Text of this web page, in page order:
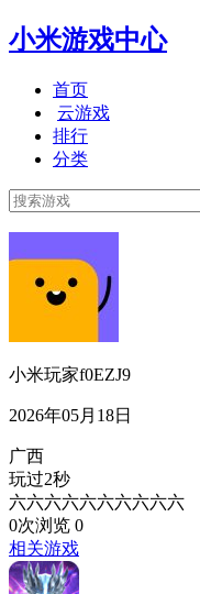
小米游戏中心
首页
云游戏
排行
分类
小米玩家f0EZJ9
2026年05月18日
广西
玩过2秒
六六六六六六六六六六
0次浏览 0
相关游戏